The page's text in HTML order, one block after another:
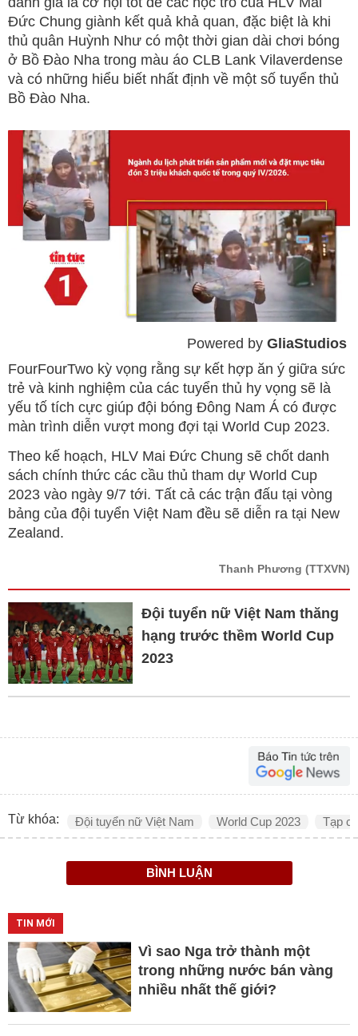
Đức Chung giành kết quả khả quan, đặc biệt là khi
thủ quân Huỳnh Như có một thời gian dài chơi bóng
ở Bồ Đào Nha trong màu áo CLB Lank Vilaverdense
và có những hiểu biết nhất định về một số tuyển thủ
Bồ Đào Nha.
Powered by GliaStudios
FourFourTwo kỳ vọng rằng sự kết hợp ăn ý giữa sức
trẻ và kinh nghiệm của các tuyển thủ hy vọng sẽ là
yếu tố tích cực giúp đội bóng Đông Nam Á có được
màn trình diễn vượt mong đợi tại World Cup 2023.
Theo kế hoạch, HLV Mai Đức Chung sẽ chốt danh
sách chính thức các cầu thủ tham dự World Cup
2023 vào ngày 9/7 tới. Tất cả các trận đấu tại vòng
bảng của đội tuyển Việt Nam đều sẽ diễn ra tại New
Zealand.
Thanh Phương (TTXVN)
Đội tuyển nữ Việt Nam thăng
hạng trước thềm World Cup
2023
Từ khóa: Đội tuyển nữ Việt Nam World Cup 2023 Tạp
BÌNH LUẬN
TIN MỚI
Vì sao Nga trở thành một
trong những nước bán vàng
nhiều nhất thế giới?